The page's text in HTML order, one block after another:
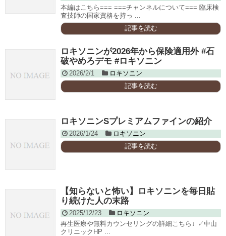
本編はこちら=== ===チャンネルについて=== 臨床検
査技師の国家資格を持っ ...
記事を読む
ロキソニンが2026年から保険適用外 #石
破やめろデモ #ロキソニン
2026/2/1
ロキソニン
記事を読む
ロキソニンSプレミアムファインの紹介
2026/1/24
ロキソニン
記事を読む
【知らないと怖い】ロキソニンを毎日貼
り続けた人の末路
2025/12/23
ロキソニン
再生医療や無料カウンセリングの詳細こちら↓ ✓中山
クリニックHP ...